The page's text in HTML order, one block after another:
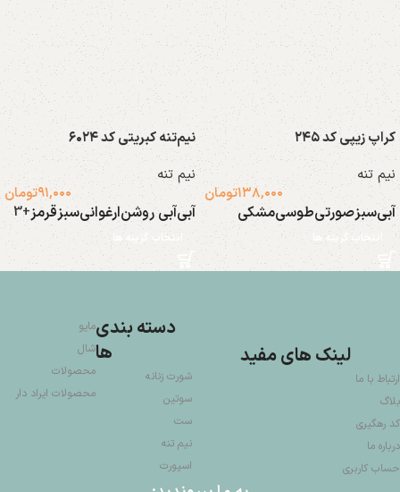
کراپ زیپی کد ۲۴۵
نیم تنه
۱۳۸,۰۰۰تومان
آبیسبزصورتیطوسیمشکی
انتخاب گزینه ها
نیم‌تنه کبریتی کد ۶۰۲۴
نیم تنه
۹۱,۰۰۰تومان
آبیآبی روشنارغوانیسبزقرمز+3
انتخاب گزینه ها
لینک های مفید
ارتباط با ما
بلاگ
کد رهگیری
درباره ما
حساب کاربری
دسته بندی
ها
شورت زنانه
سوتین
ست
نیم تنه
اسپورت
مایو
شال
محصولات
محصولات ایراد دار